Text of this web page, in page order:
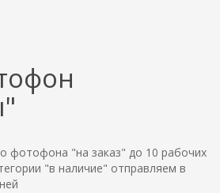
фотофона "на заказ" до 10 рабочих
"в наличие" отправляем в